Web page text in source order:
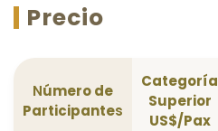
Precio
Número de
Participantes
Categoría
Superior
US$/Pax